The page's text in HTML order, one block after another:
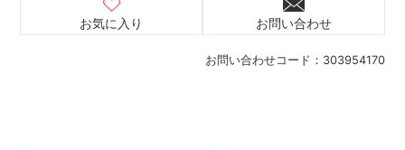
お問い合わせコード： 303954170
お気に入り お問い合わせ